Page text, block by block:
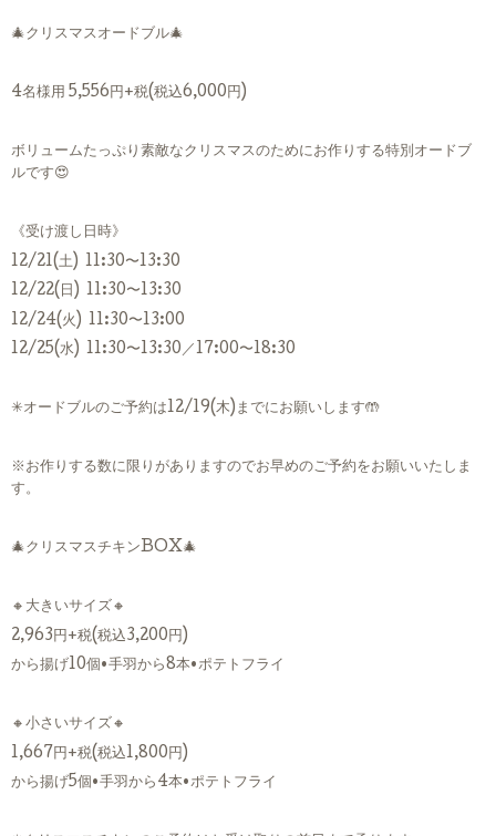
🎄クリスマスオードブル🎄
4名様用 5,556円+税(税込6,000円)
ボリュームたっぷり素敵なクリスマスのためにお作りする特別オードブ
ルです😍
《受け渡し日時》
12/21(土) 11:30〜13:30
12/22(日) 11:30〜13:30
12/24(火) 11:30〜13:00
12/25(水) 11:30〜13:30／17:00〜18:30
✳︎オードブルのご予約は12/19(木)までにお願いします🤲
※お作りする数に限りがありますのでお早めのご予約をお願いいたしま
す。
🎄クリスマスチキンBOX🎄
🔸大きいサイズ🔸
2,963円+税(税込3,200円)
から揚げ10個•手羽から8本•ポテトフライ
🔸小さいサイズ🔸
1,667円+税(税込1,800円)
から揚げ5個•手羽から4本•ポテトフライ